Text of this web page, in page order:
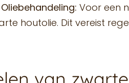
Voor een
houtolie. Dit vereist